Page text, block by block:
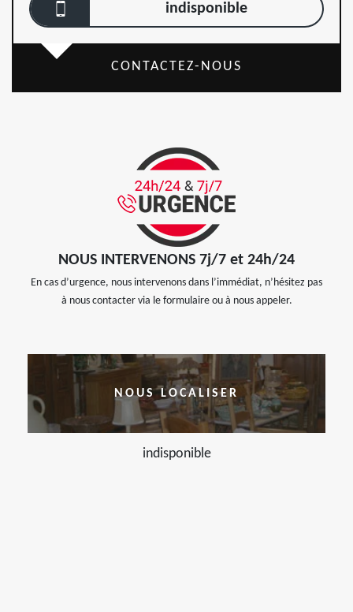
indisponible
CONTACTEZ-NOUS
NOUS INTERVENONS 7j/7 et 24h/24
En cas d’urgence, nous intervenons dans l’immédiat, n’hésitez pas
à nous contacter via le formulaire ou à nous appeler.
NOUS LOCALISER
indisponible